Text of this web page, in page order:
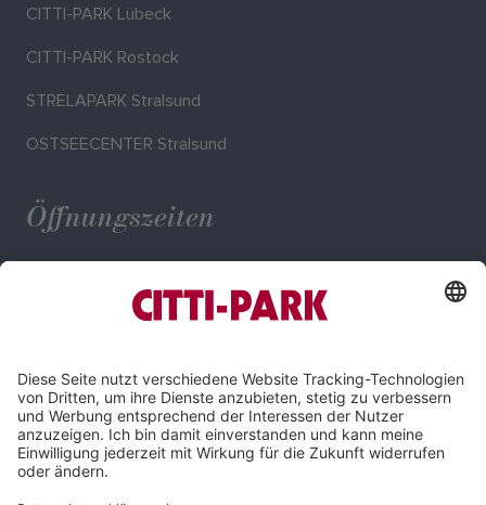
CITTI-PARK Lübeck
CITTI-PARK Rostock
STRELAPARK Stralsund
OSTSEECENTER Stralsund
Öffnungszeiten
Impressum